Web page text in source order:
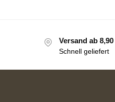
Versand ab 8,90
Schnell geliefert